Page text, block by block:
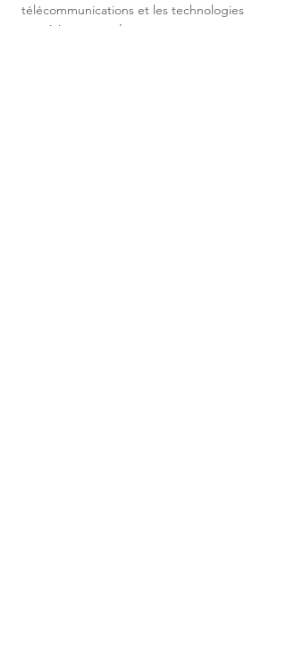
télécommunications et les technologies
numériques, en s’appuyant sur une